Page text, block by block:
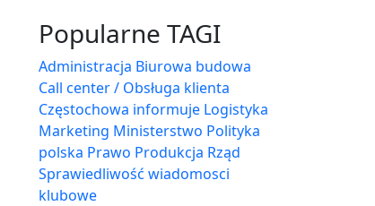
Popularne TAGI
Administracja Biurowa budowa
Call center / Obsługa klienta
Częstochowa informuje Logistyka
Marketing Ministerstwo Polityka
polska Prawo Produkcja Rząd
Sprawiedliwość wiadomosci
klubowe